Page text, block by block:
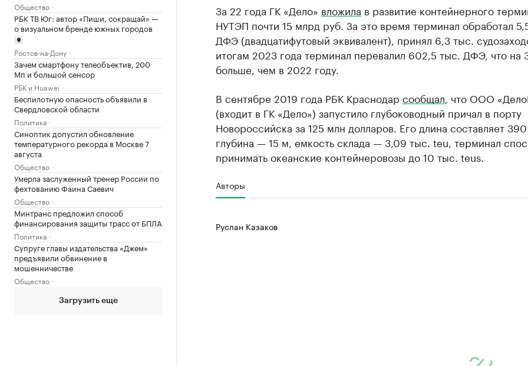
Общество
РБК ТВ Юг: автор «Пиши, сокращай» —
о визуальном бренде южных городов
Ростов-на-Дону
Зачем смартфону телеобъектив, 200
Мп и большой сенсор
РБК и Huawei
Беспилотную опасность объявили в
Свердловской области
Политика
Синоптик допустил обновление
температурного рекорда в Москве 7
августа
Общество
Умерла заслуженный тренер России по
фехтованию Фаина Саевич
Общество
Минтранс предложил способ
финансирования защиты трасс от БПЛА
Политика
Супруге главы издательства «Джем»
предъявили обвинение в
мошенничестве
Общество
Загрузить еще
За 22 года ГК «Дело» вложила в развитие контейнерного
НУТЭП почти 15 млрд руб. За это время терминал обработал
ДФЭ (двадцатифутовый эквивалент), принял 6,3 тыс.
итогам 2023 года терминал перевалил 602,5 тыс. ДФЭ, что на
больше, чем в 2022 году.
В сентябре 2019 года РБК Краснодар сообщал , что ООО
(входит в ГК «Дело») запустило глубоководный причал в порту
Новороссийска за 125 млн долларов. Его длина составляет 390
глубина — 15 м, емкость склада — 3,09 тыс. teu, терминал
принимать океанские контейнеровозы до 10 тыс. teus.
Авторы
Руслан Казаков